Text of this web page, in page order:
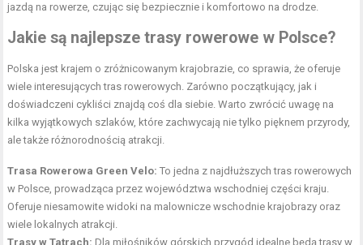
jazdą na rowerze, czując się bezpiecznie i komfortowo na drodze.
Jakie są najlepsze trasy rowerowe w Polsce?
Polska jest krajem o zróżnicowanym krajobrazie, co sprawia, że oferuje
wiele interesujących tras rowerowych. Zarówno początkujący, jak i
doświadczeni cykliści znajdą coś dla siebie. Warto zwrócić uwagę na
kilka wyjątkowych szlaków, które zachwycają nie tylko pięknem przyrody,
ale także różnorodnością atrakcji.
Trasa Rowerowa Green Velo: To jedna z najdłuższych tras rowerowych
w Polsce, prowadząca przez województwa wschodniej części kraju.
Oferuje niesamowite widoki na malownicze wschodnie krajobrazy oraz
wiele lokalnych atrakcji.
Trasy w Tatrach: Dla miłośników górskich przygód idealne będą trasy w